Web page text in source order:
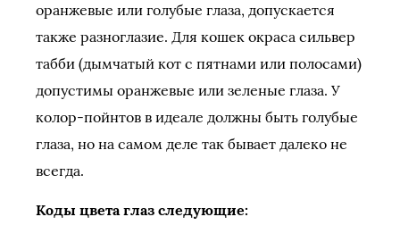
оранжевые или голубые глаза, допускается
также разноглазие. Для кошек окраса сильвер
табби (дымчатый кот с пятнами или полосами)
допустимы оранжевые или зеленые глаза. У
колор-пойнтов в идеале должны быть голубые
глаза, но на самом деле так бывает далеко не
всегда.
Коды цвета глаз следующие: